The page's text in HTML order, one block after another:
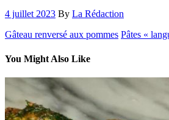
4 juillet 2023 By La Rédaction
Gâteau renversé aux pommes Pâtes «
You Might Also Like